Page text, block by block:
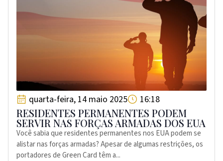
quarta-feira, 14 maio 2025 16:18
RESIDENTES PERMANENTES PODEM
SERVIR NAS FORÇAS ARMADAS DOS EUA
Você sabia que residentes permanentes nos EUA podem se
alistar nas forças armadas? Apesar de algumas restrições, os
portadores de Green Card têm a...